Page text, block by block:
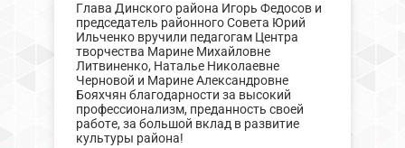
Глава Динского района Игорь Федосов и
председатель районного Совета Юрий
Ильченко вручили педагогам Центра
творчества Марине Михайловне
Литвиненко, Наталье Николаевне
Черновой и Марине Александровне
Бояхчян благодарности за высокий
профессионализм, преданность своей
работе, за большой вклад в развитие
культуры района!